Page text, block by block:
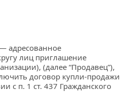
адресованное
лиц приглашение
(далее “Продавец”),
договор купли-продажи
с п. 1 ст. 437 Гражданского